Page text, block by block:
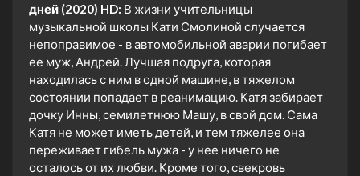
дней (2020) HD: В жизни учительницы
музыкальной школы Кати Смолиной случается
непоправимое - в автомобильной аварии погибает
ее муж, Андрей. Лучшая подруга, которая
находилась с ним в одной машине, в тяжелом
состоянии попадает в реанимацию. Катя забирает
дочку Инны, семилетнюю Машу, в свой дом. Сама
Катя не может иметь детей, и тем тяжелее она
переживает гибель мужа - у нее ничего не
осталось от их любви. Кроме того, свекровь